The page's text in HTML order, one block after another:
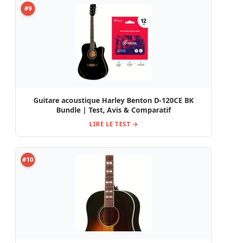
#9
Guitare acoustique Harley Benton D-120CE BK
Bundle | Test, Avis & Comparatif
LIRE LE TEST →
#10